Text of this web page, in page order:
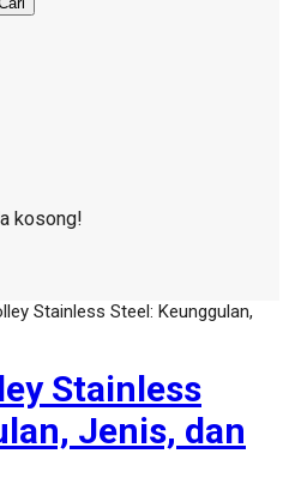
kosong!
Stainless Steel: Keunggulan,
Stainless
Jenis, dan